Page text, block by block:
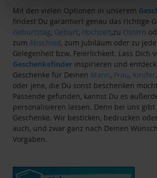
Mit den vielen Optionen in unserem
findest Du garantiert genau das richtige
Geburtstag, Geburt, Hochzeit,zu Ostern
zum Abschied, zum Jubiläum oder zu
Gelegenheit bzw. Feierlichkeit. Lass Dich
Geschenkefinder inspirieren und
Geschenke für Deinen Mann, Frau, Kinder,
oder jene, die Du sonst beschenken
Passende gefunden, kannst Du es
personalisieren lassen. Denn bei uns
Geschenke. Wir besticken, bedrucken
auch, und zwar ganz nach Deinen
Vorgaben.